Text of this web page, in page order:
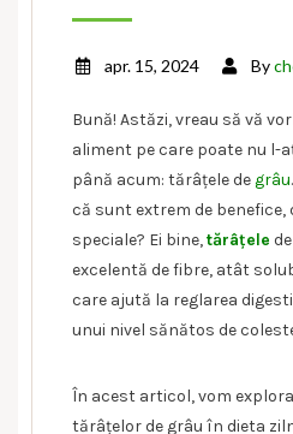
apr. 15, 2024 By
Bună! Astăzi, vreau să vă
aliment pe care poate nu l-
până acum: tărâțele de grâu
că sunt extrem de benefice,
speciale? Ei bine,tărâțele
excelentă de fibre, atât
care ajută la reglarea
unui nivel sănătos de
În acest articol, vom
tărâțelor de grâu în dieta